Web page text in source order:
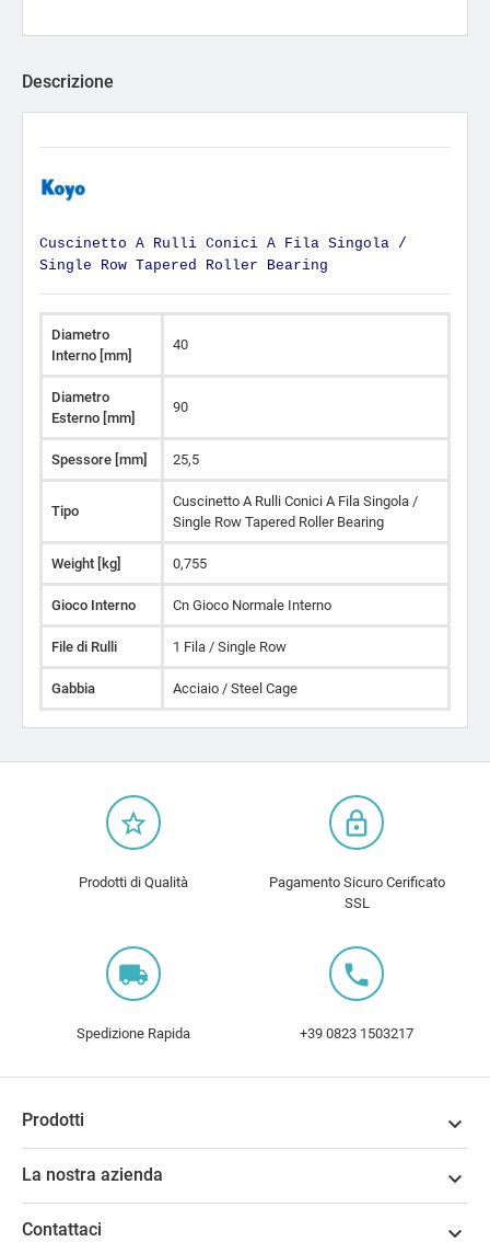
Descrizione
Cuscinetto A Rulli Conici A Fila Singola /
Single Row Tapered Roller Bearing
Diametro
Interno [mm]
40
Diametro
Esterno [mm]
90
Spessore [mm] 25,5
Tipo
Cuscinetto A Rulli Conici A Fila Singola /
Single Row Tapered Roller Bearing
Weight [kg] 0,755
Gioco Interno Cn Gioco Normale Interno
File di Rulli 1 Fila / Single Row
Gabbia Acciaio / Steel Cage
star_border
Prodotti di Qualità
lock_outline
Pagamento Sicuro Cerificato
SSL
local_shipping
Spedizione Rapida
local_phone
+39 0823 1503217
Prodotti 
La nostra azienda 
Contattaci 